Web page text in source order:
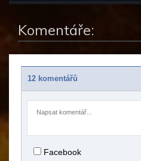
Komentáře:
12 komentářů
Facebook